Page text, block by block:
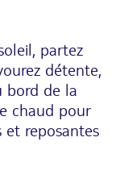
partez
détente,
bord de la
chaud pour
et reposantes